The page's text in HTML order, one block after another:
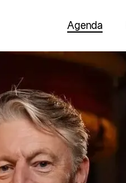
Agenda